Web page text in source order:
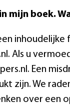
mijn boek.
inhoudelijke
Als u
Een
zijn. We
over een